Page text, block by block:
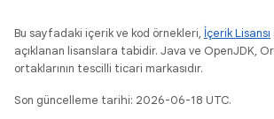
Bu sayfadaki içerik ve kod örnekleri, İçerik Lisansı
açıklanan lisanslara tabidir. Java ve OpenJDK,
ortaklarının tescilli ticari markasıdır.
Son güncelleme tarihi: 2026-06-18 UTC.